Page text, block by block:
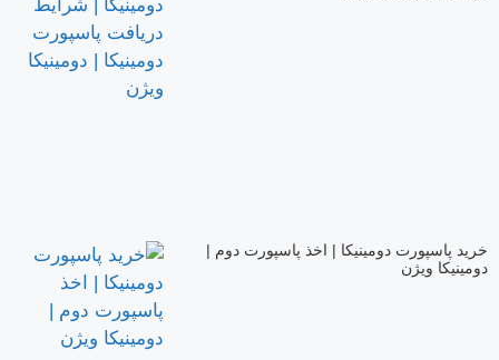
خرید پاسپورت دومینیکا | اخذ پاسپورت دوم |
دومینیکا ویژن